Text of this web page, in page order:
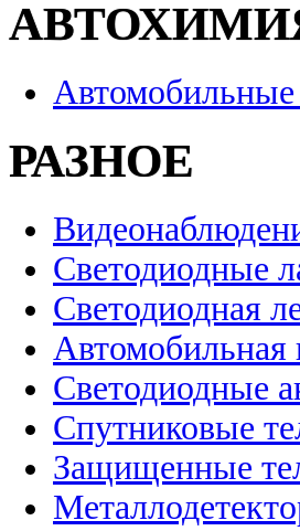
Автомобильные
РАЗНОЕ
Светодиодные
Светодиодная
Автомобильная
Светодиодные
Спутниковые
Защищенные